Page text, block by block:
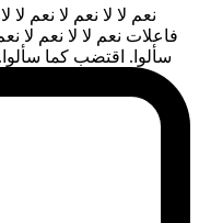
نعم لا لا نعم لا نعم
فاعلات نعم لا لا نعم لا
سألوا. اقتضب كما